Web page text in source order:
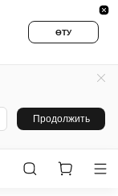
ӨТУ
Продолжить